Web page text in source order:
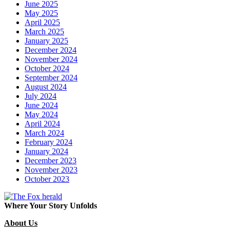
June 2025
May 2025
April 2025
March 2025
January 2025
December 2024
November 2024
October 2024
September 2024
August 2024
July 2024
June 2024
May 2024
April 2024
March 2024
February 2024
January 2024
December 2023
November 2023
October 2023
Where Your Story Unfolds
About Us